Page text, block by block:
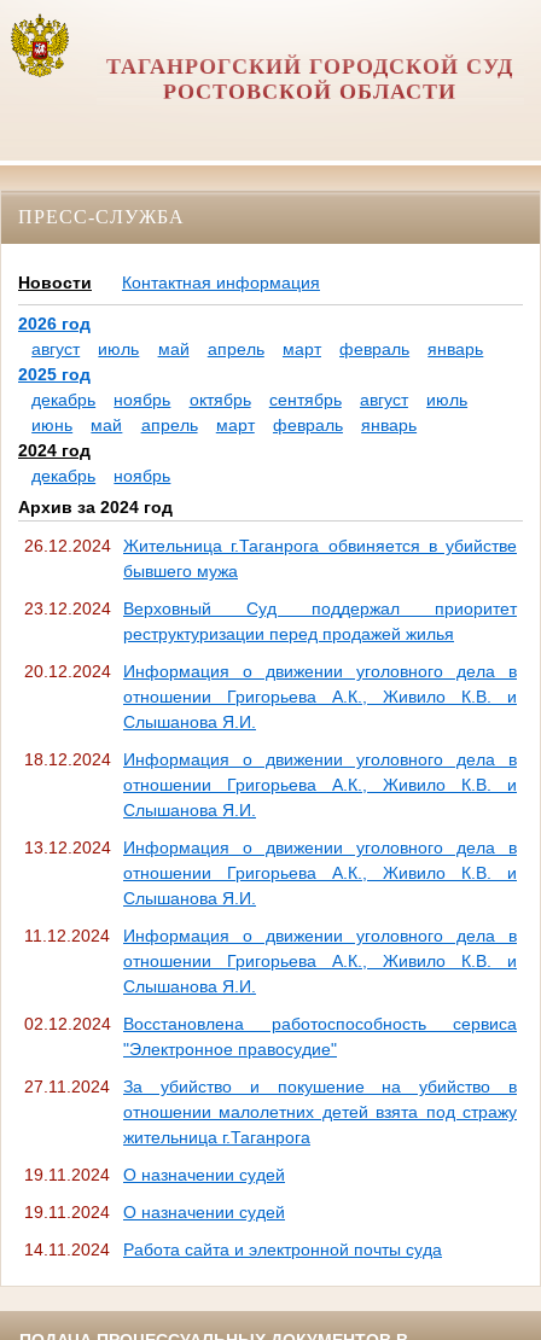
ТАГАНРОГСКИЙ ГОРОДСКОЙ СУД
РОСТОВСКОЙ ОБЛАСТИ
ПРЕСС-СЛУЖБА
Новости Контактная информация
2026 год
август
июль май апрель март февраль
январь
2025 год
декабрь
ноябрь октябрь сентябрь август
июль
июнь
май апрель март февраль
январь
2024 год
декабрь
ноябрь
Архив за 2024 год
26.12.2024
Жительница г.Таганрога обвиняется в убийстве
бывшего мужа
23.12.2024
Верховный Суд поддержал приоритет
реструктуризации перед продажей жилья
20.12.2024
Информация о движении уголовного дела в
отношении Григорьева А.К., Живило К.В. и
Слышанова Я.И.
18.12.2024
Информация о движении уголовного дела в
отношении Григорьева А.К., Живило К.В. и
Слышанова Я.И.
13.12.2024
Информация о движении уголовного дела в
отношении Григорьева А.К., Живило К.В. и
Слышанова Я.И.
11.12.2024
Информация о движении уголовного дела в
отношении Григорьева А.К., Живило К.В. и
Слышанова Я.И.
02.12.2024
Восстановлена работоспособность сервиса
"Электронное правосудие"
27.11.2024
За убийство и покушение на убийство в
отношении малолетних детей взята под стражу
жительница г.Таганрога
19.11.2024
О назначении судей
19.11.2024
О назначении судей
14.11.2024
Работа сайта и электронной почты суда